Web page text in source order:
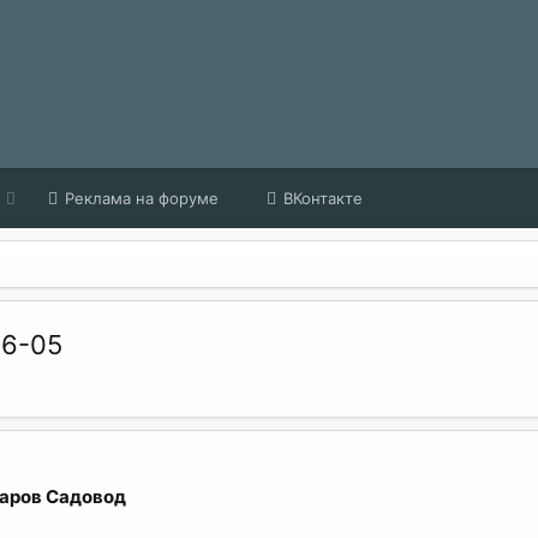
Реклама на форуме ВКонтакте
05
Садовод